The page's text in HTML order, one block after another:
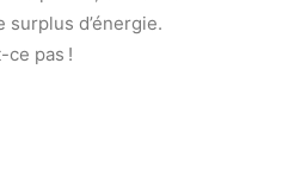
d’énergie.
ce pas !